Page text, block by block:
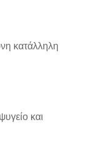
κατάλληλη
και